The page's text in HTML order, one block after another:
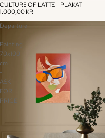
CULTURE OF LATTE - PLAKAT
1.000,00 KR
Departure
-
Painting
70x100
cm
-
ASK
FOR
PRICE